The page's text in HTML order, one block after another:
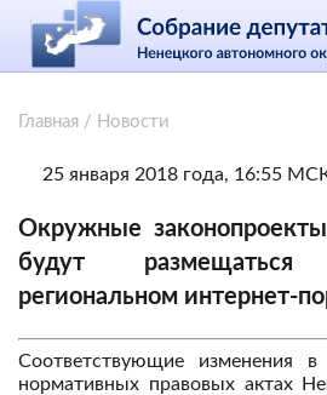
Главная / Новости
25 января 2018 года, 16:55
Окружные
будут
региональном интернет-
Соответствующие изменения
нормативных правовых актах